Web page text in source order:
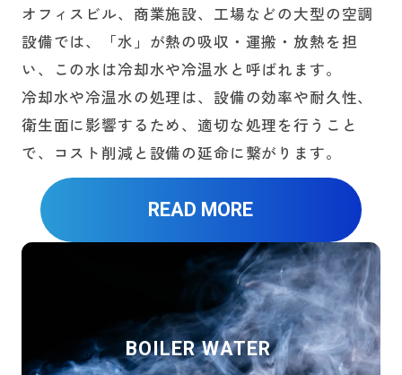
オフィスビル、商業施設、工場などの大型の空調
設備では、「水」が熱の吸収・運搬・放熱を担
い、この水は冷却水や冷温水と呼ばれます。
冷却水や冷温水の処理は、設備の効率や耐久性、
衛生面に影響するため、適切な処理を行うこと
で、コスト削減と設備の延命に繋がります。
READ MORE
BOILER WATER